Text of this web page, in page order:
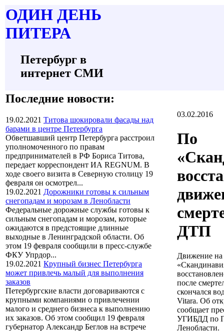
ОДИН ДЕНЬ
ПИТЕРА
Петербург в
интернет СМИ
Последние новости:
19.02.2021 Титова шокировали фасады над
барами в центре Петербурга
Обветшавший центр Петербурга расстроил
уполномоченного по правам
предпринимателей в РФ Бориса Титова,
передает корреспондент ИА REGNUM. В
ходе своего визита в Северную столицу 19
февраля он осмотрел...
19.02.2021 Дорожники готовы к сильным
снегопадам и морозам в Ленобласти
Федеральные дорожные службы готовы к
сильным снегопадам и морозам, которые
ожидаются в предстоящие длинные
выходные в Ленинградской области. Об
этом 19 февраля сообщили в пресс-службе
ФКУ Упрдор...
19.02.2021 Крупный бизнес Петербурга
может привлечь малый для выполнения
заказов
Петербургские власти договариваются с
крупными компаниями о привлечении
малого и среднего бизнеса к выполнению
их заказов. Об этом сообщил 19 февраля
губернатор Александр Беглов на встрече
03.02.2016
По
ДТП
Движение на
после
скончался
Vitara. Об
сообщает
УГИБДД по
Ленобласти.